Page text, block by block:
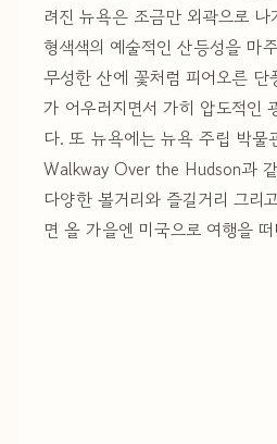
려진 뉴욕은 조금만 외곽으로
형색색의 예술적인 산등성을 마
무성한 산에 꽃처럼 피어오른
가 어우러지면서 가히 압도적인
다. 또 뉴욕에는 뉴욕 주립 박물
Walkway Over the Hudson과
다양한 볼거리와 즐길거리 그리
면 올 가을엔 미국으로 여행을